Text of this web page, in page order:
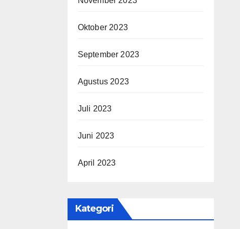
Oktober 2023
September 2023
Agustus 2023
Juli 2023
Juni 2023
April 2023
Kategori